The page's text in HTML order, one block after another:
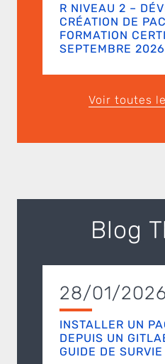
R NIVEAU 2 –
CRÉATION DE
FORMATION
SEPTEMBRE 2026
Voir toutes
Blog
28/01/2026
INSTALLER UN
DEPUIS UN
GUIDE DE SURVIE